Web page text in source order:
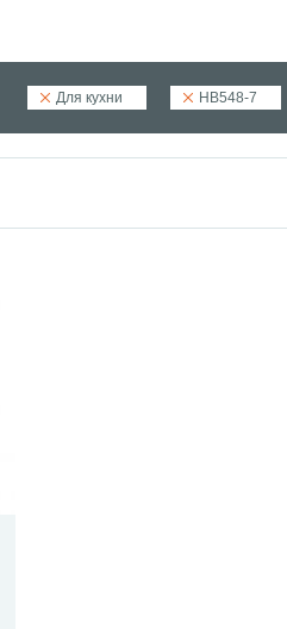
Для кухни HB548-7